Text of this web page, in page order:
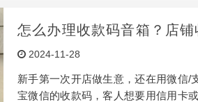
怎么办理收款码音箱？店铺
2024-11-28
新手第一次开店做生意，还在用微信/
宝微信的收款码，客人想要用信用卡